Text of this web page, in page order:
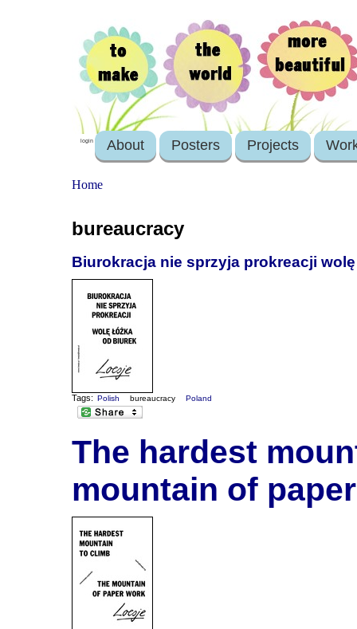
login About Posters Projects
Home
bureaucracy
Biurokracja nie sprzyja prokreacji wolę
Tags: Polish bureaucracy Poland
The hardest
mountain of